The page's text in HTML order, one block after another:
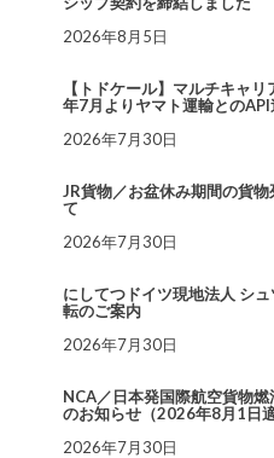
2026年8月5日
【トドケール】マルチキャ
年7月よりヤマト運輸との
2026年7月30日
JR貨物／お盆休み期間の貨
て
2026年7月30日
にしてつドイツ現地法人 シ
転のご案内
2026年7月30日
NCA／日本発国際航空貨物
のお知らせ（2026年8月1日
2026年7月30日